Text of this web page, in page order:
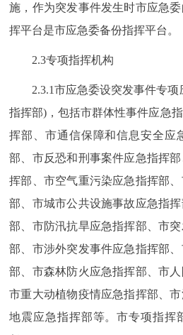
施，作为突发事件发生时市应急
挥平台是市应急委备份指挥平台。
2.3专项指挥机构
2.3.1市应急委设突发事件专项
指挥部)，包括市群体性事件应急
挥部、市通信保障和信息安全应
部、市反恐和刑事案件应急指挥
挥部、市空气重污染应急指挥部
部、市城市公共设施事故应急指
部、市防汛抗旱应急指挥部、市
部、市涉外突发事件应急指挥部
部、市森林防火应急指挥部、市人
市重大动植物疫情应急指挥部、
地震应急指挥部等。市专项指挥